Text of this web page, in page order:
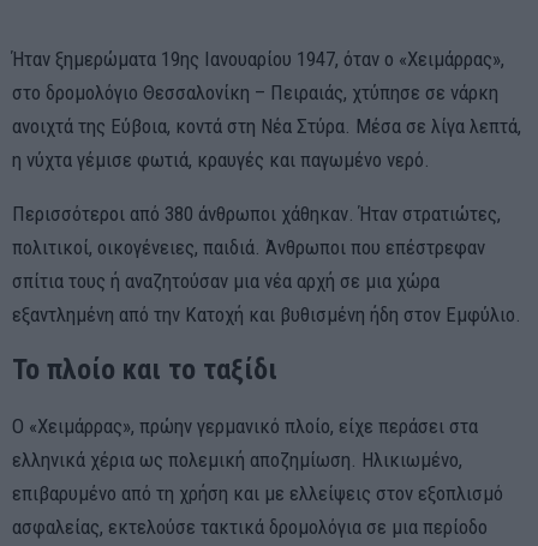
Ήταν ξημερώματα 19ης Ιανουαρίου 1947, όταν ο «Χειμάρρας»,
στο δρομολόγιο Θεσσαλονίκη – Πειραιάς, χτύπησε σε νάρκη
ανοιχτά της Εύβοια, κοντά στη Νέα Στύρα. Μέσα σε λίγα λεπτά,
η νύχτα γέμισε φωτιά, κραυγές και παγωμένο νερό.
Περισσότεροι από 380 άνθρωποι χάθηκαν. Ήταν στρατιώτες,
πολιτικοί, οικογένειες, παιδιά. Άνθρωποι που επέστρεφαν
σπίτια τους ή αναζητούσαν μια νέα αρχή σε μια χώρα
εξαντλημένη από την Κατοχή και βυθισμένη ήδη στον Εμφύλιο.
Το πλοίο και το ταξίδι
Ο «Χειμάρρας», πρώην γερμανικό πλοίο, είχε περάσει στα
ελληνικά χέρια ως πολεμική αποζημίωση. Ηλικιωμένο,
επιβαρυμένο από τη χρήση και με ελλείψεις στον εξοπλισμό
ασφαλείας, εκτελούσε τακτικά δρομολόγια σε μια περίοδο